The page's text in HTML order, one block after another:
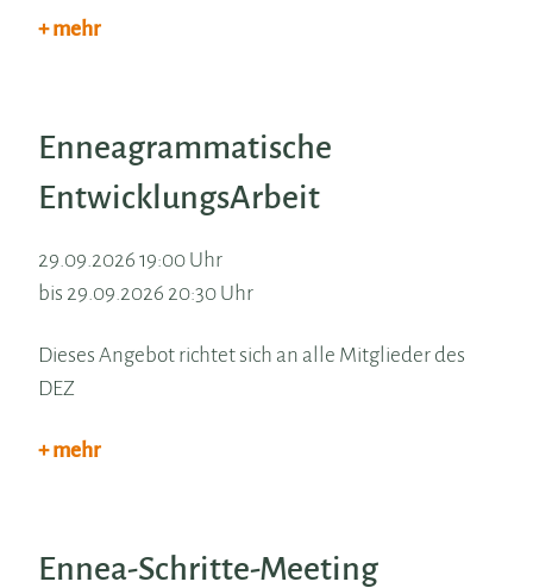
+ mehr
Enneagrammatische
EntwicklungsArbeit
29.09.2026 19:00 Uhr
bis 29.09.2026 20:30 Uhr
Dieses Angebot richtet sich an alle Mitglieder des
DEZ
+ mehr
Ennea-Schritte-Meeting